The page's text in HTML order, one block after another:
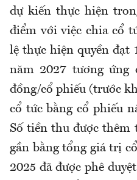
dự kiến thực hiện
điểm với việc chia cổ
lệ thực hiện quyền đạt
năm 2027 tương ứng
đồng/cổ phiếu (trước
cổ tức bằng cổ phiếu
Số tiền thu được thêm
gần bằng tổng giá trị
2025 đã được phê